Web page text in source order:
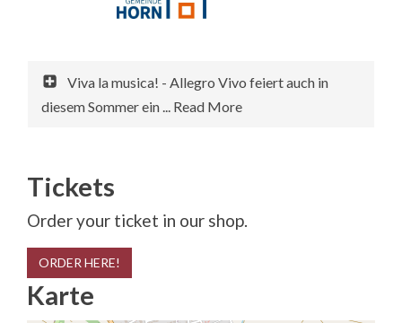
Viva la musica! - Allegro Vivo feiert auch in
diesem Sommer ein ... Read More
Tickets
Order your ticket in our shop.
ORDER HERE!
Karte